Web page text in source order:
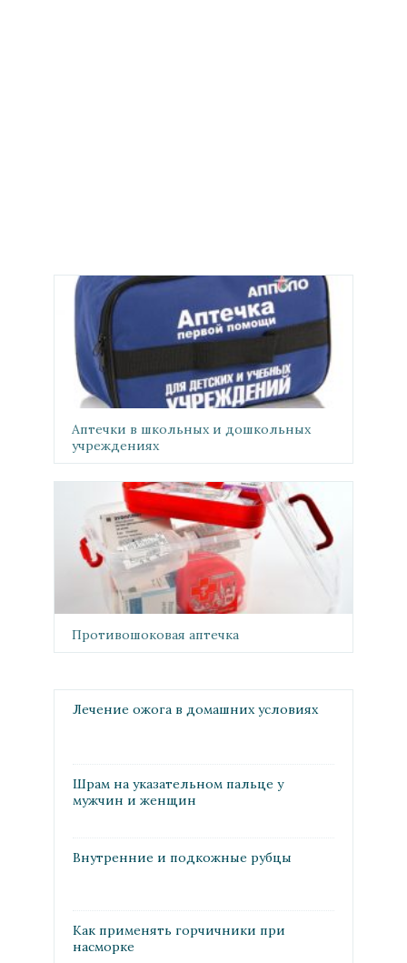
Аптечки в школьных и дошкольных
учреждениях
Противошоковая аптечка
Лечение ожога в домашних условиях
Шрам на указательном пальце у
мужчин и женщин
Внутренние и подкожные рубцы
Как применять горчичники при
насморке